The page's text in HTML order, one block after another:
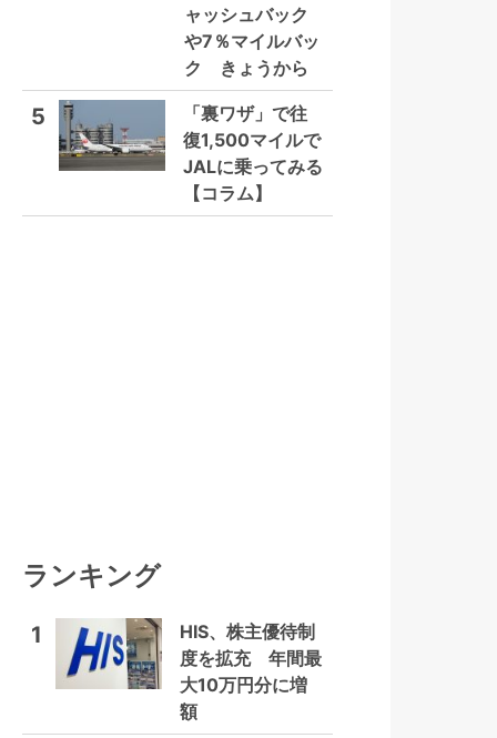
ャッシュバック
や7％マイルバッ
ク きょうから
5
「裏ワザ」で往
復1,500マイルで
JALに乗ってみる
【コラム】
ランキング
1
HIS、株主優待制
度を拡充 年間最
大10万円分に増
額